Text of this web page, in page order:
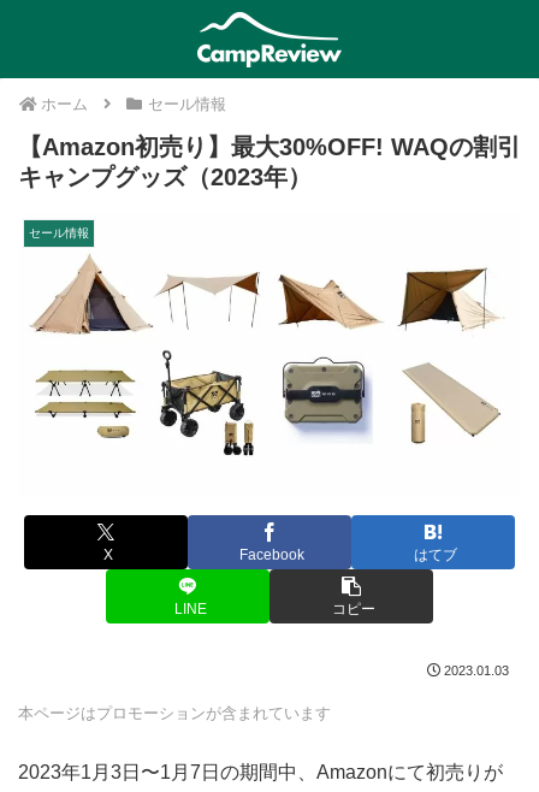
ホーム セール情報
【Amazon初売り】最大30%OFF! WAQの割引
キャンプグッズ（2023年）
セール情報
X Facebook はてブ
LINE コピー
2023.01.03
本ページはプロモーションが含まれています
2023年1月3日〜1月7日の期間中、Amazonにて初売りが